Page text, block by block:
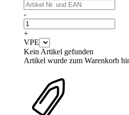
-
+
VPE
Kein Artikel gefunden
Artikel wurde zum Warenkorb